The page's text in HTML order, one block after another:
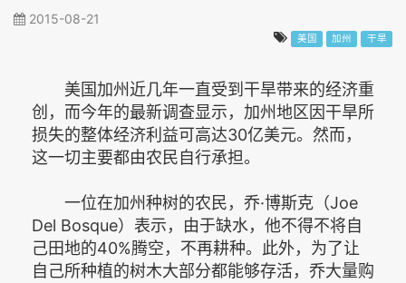
2015-08-21
美国 加州 干旱
美国加州近几年一直受到干旱带来的经济重
创，而今年的最新调查显示，加州地区因干旱所
损失的整体经济利益可高达30亿美元。然而，
这一切主要都由农民自行承担。
一位在加州种树的农民，乔·博斯克（Joe
Del Bosque）表示，由于缺水，他不得不将自
己田地的40%腾空，不再耕种。此外，为了让
自己所种植的树木大部分都能够存活，乔大量购